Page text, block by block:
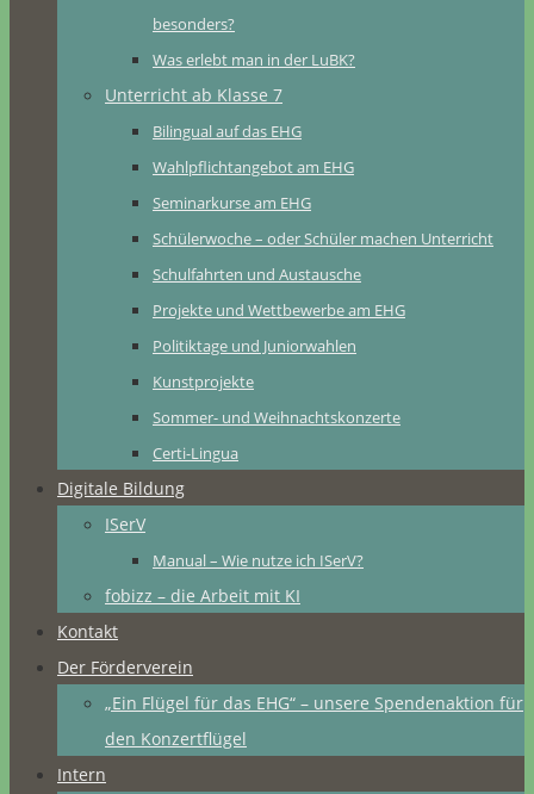
besonders?
Was erlebt man in der LuBK?
Unterricht ab Klasse 7
Bilingual auf das EHG
Wahlpflichtangebot am EHG
Seminarkurse am EHG
Schülerwoche – oder Schüler machen Unterricht
Schulfahrten und Austausche
Projekte und Wettbewerbe am EHG
Politiktage und Juniorwahlen
Kunstprojekte
Sommer- und Weihnachtskonzerte
Certi-Lingua
Digitale Bildung
ISerV
Manual – Wie nutze ich ISerV?
fobizz – die Arbeit mit KI
Kontakt
Der Förderverein
„Ein Flügel für das EHG“ – unsere Spendenaktion für
den Konzertflügel
Intern